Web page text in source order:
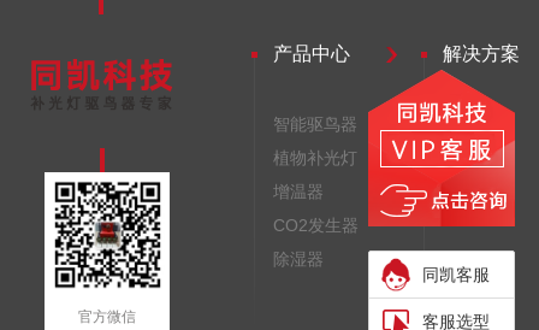
官方微信
产品中心
智能驱鸟器
植物补光灯
增温器
CO2发生器
除湿器
解决方案
驱鸟器
补光灯
增温器
同凯客服
客服选型